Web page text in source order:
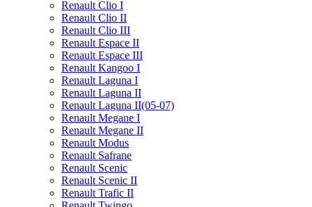
Renault Clio I
Renault Clio II
Renault Clio III
Renault Espace II
Renault Espace III
Renault Kangoo I
Renault Laguna I
Renault Laguna II
Renault Laguna II(05-07)
Renault Megane I
Renault Megane II
Renault Modus
Renault Safrane
Renault Scenic
Renault Scenic II
Renault Trafic II